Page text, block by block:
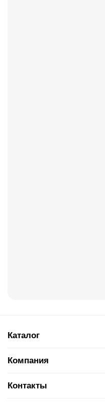
Каталог
Компания
Контакты